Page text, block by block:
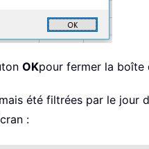
OKpour fermer la boîte
été filtrées par le jour
: